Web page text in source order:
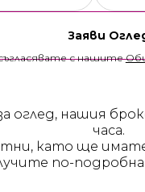
Заяви
с нашите
оглед, нашия
часа.
като ще
по-